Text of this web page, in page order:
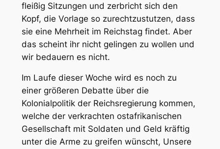
fleißig Sitzungen und zerbricht sich den
Kopf, die Vorlage so zurechtzustutzen, dass
sie eine Mehrheit im Reichstag findet. Aber
das scheint ihr nicht gelingen zu wollen und
wir bedauern es nicht.
Im Laufe dieser Woche wird es noch zu
einer größeren Debatte über die
Kolonialpolitik der Reichsregierung kommen,
welche der verkrachten ostafrikanischen
Gesellschaft mit Soldaten und Geld kräftig
unter die Arme zu greifen wünscht, Unsere